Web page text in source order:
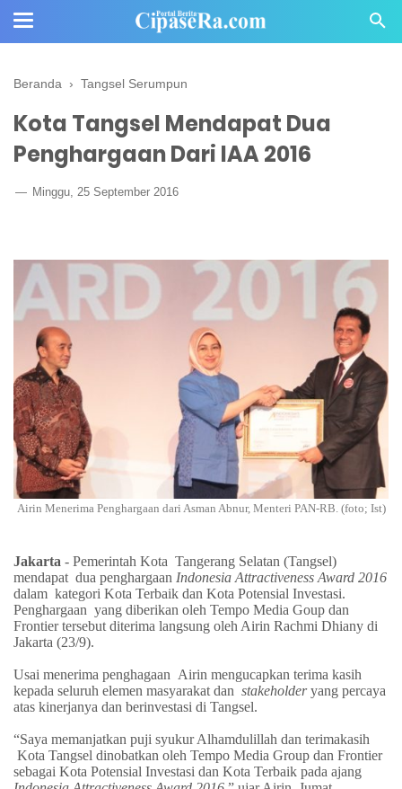
Beranda › Tangsel Serumpun
Kota Tangsel Mendapat Dua
Penghargaan Dari IAA 2016
Minggu, 25 September 2016
Airin Menerima Penghargaan dari Asman Abnur, Menteri PAN-RB. (foto; Ist)
Jakarta - Pemerintah Kota Tangerang Selatan (Tangsel)
mendapat dua penghargaan Indonesia Attractiveness Award 2016
dalam kategori Kota Terbaik dan Kota Potensial Investasi.
Penghargaan yang diberikan oleh Tempo Media Goup dan
Frontier tersebut diterima langsung oleh Airin Rachmi Dhiany di
Jakarta (23/9).
Usai menerima penghagaan Airin mengucapkan terima kasih
kepada seluruh elemen masyarakat dan stakeholderyang percaya
atas kinerjanya dan berinvestasi di Tangsel.
“Saya memanjatkan puji syukur Alhamdulillah dan terimakasih
Kota Tangsel dinobatkan oleh Tempo Media Group dan Frontier
sebagai Kota Potensial Investasi dan Kota Terbaik pada ajang